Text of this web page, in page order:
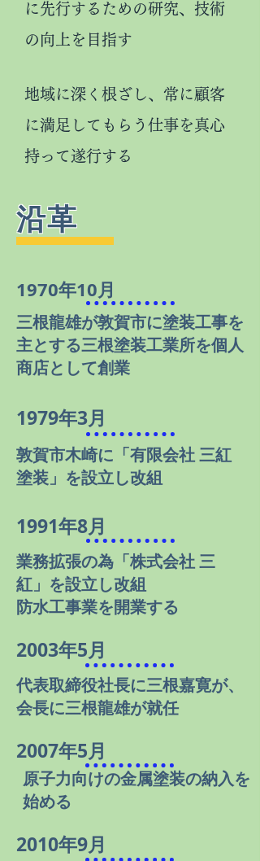
に先行するための研究、技術
の向上を目指す
地域に深く根ざし、常に顧客
に満足してもらう仕事を真心
持って遂行する
沿革
1970年10月
三根龍雄が敦賀市に塗装工事を
主とする三根塗装工業所を個人
商店として創業
1979年3月
敦賀市木崎に「有限会社 三紅
塗装」を設立し改組
1991年8月
業務拡張の為「株式会社 三
紅」を設立し改組
​防水工事業を開業する
2003年5月
代表取締役社長に三根嘉寛が、
会長に三根龍雄が就任
2007年5月
原子力向けの金属塗装の納入を
始める
2010年9月